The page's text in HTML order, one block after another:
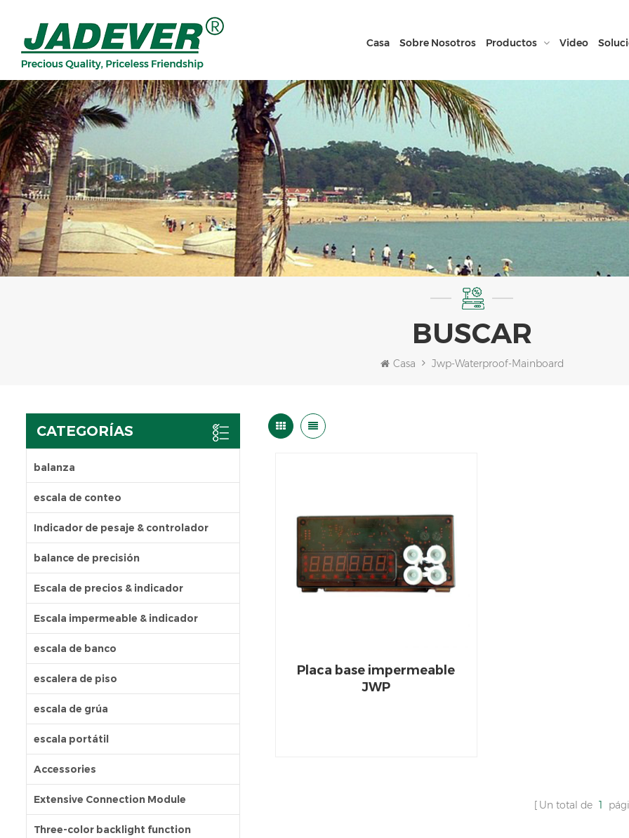
Casa Sobre Nosotros Productos Video
BUSCAR
Casa Jwp-Waterproof-Mainboard
CATEGORÍAS
balanza
escala de conteo
Indicador de pesaje & controlador
balance de precisión
Escala de precios & indicador
Escala impermeable & indicador
escala de banco
escalera de piso
escala de grúa
escala portátil
Accessories
Extensive Connection Module
Three-color backlight function
Placa base impermeable
JWP
Un total de 1